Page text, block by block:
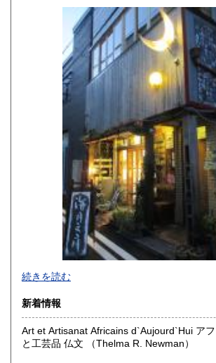
250円 徳島県
250円 愛媛県
250円 福岡県
長崎県
250円 大分県
250円 鹿児島県
250円
-
続きを読む
新着情報
Art et Artisanat Africains d`Aujourd`Hui アフリカの現代美術
と工芸品 仏文 （Thelma R. Newman）